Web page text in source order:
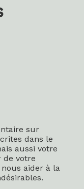
sur
dans le
aussi votre
de votre
aider à la